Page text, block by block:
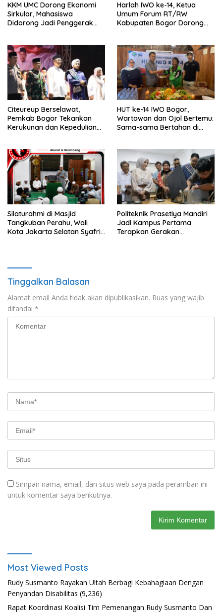
KKM UMC Dorong Ekonomi
Sirkular, Mahasiswa
Didorong Jadi Penggerak
Harlah IWO ke-14, Ketua
Umum Forum RT/RW
Kabupaten Bogor Dorong
Citeureup Berselawat,
Pemkab Bogor Tekankan
Kerukunan dan Kepedulian
HUT ke-14 IWO Bogor,
Wartawan dan Ojol Bertemu:
Sama-sama Bertahan di
Silaturahmi di Masjid
Tangkuban Perahu, Wali
Kota Jakarta Selatan Syafrin
Politeknik Prasetiya Mandiri
Jadi Kampus Pertama
Terapkan Gerakan
Tinggalkan Balasan
Alamat email Anda tidak akan dipublikasikan. Ruas yang wajib
ditandai *
Simpan nama, email, dan situs web saya pada peramban ini
untuk komentar saya berikutnya.
Most Viewed Posts
Rudy Susmanto Rayakan Ultah Berbagi Kebahagiaan Dengan
Penyandan Disabilitas (9,236)
Rapat Koordinasi Koalisi Tim Pemenangan Rudy Susmanto Dan